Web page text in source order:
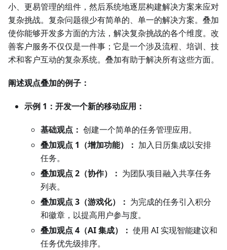
小、更易管理的组件，然后系统地逐层构建解决方案来应对
复杂挑战。复杂问题很少有简单的、单一的解决方案。叠加
使你能够开发多方面的方法，解决复杂挑战的各个维度。改
善客户服务不仅仅是一件事；它是一个涉及流程、培训、技
术和客户互动的复杂系统。叠加有助于解决所有这些方面。
阐述观点叠加的例子：
示例 1：开发一个新的移动应用：
基础观点： 创建一个简单的任务管理应用。
叠加观点 1（增加功能）： 加入日历集成以安排
任务。
叠加观点 2（协作）： 为团队项目融入共享任务
列表。
叠加观点 3（游戏化）： 为完成的任务引入积分
和徽章，以提高用户参与度。
叠加观点 4（AI 集成）： 使用 AI 实现智能建议和
任务优先级排序。